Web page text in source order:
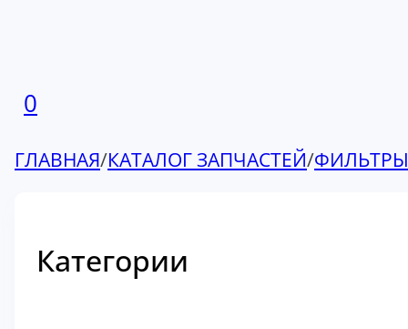
0
ГЛАВНАЯ/КАТАЛОГ ЗАПЧАСТЕЙ/ФИЛЬТРЫ
Категории